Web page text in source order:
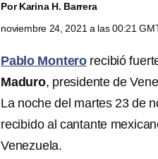
PorKarina H. Barrera
noviembre 24, 2021 a las 00:21
Pablo Montero recibió
Maduro, presidente de
La noche del martes 23 de
recibido al cantante
Venezuela.